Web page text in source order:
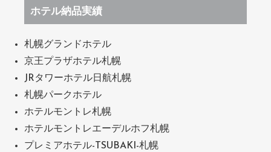
ホテル納品実績
札幌グランドホテル
京王プラザホテル札幌
JRタワーホテル日航札幌
札幌パークホテル
ホテルモントレ札幌
ホテルモントレエーデルホフ札幌
プレミアホテル-TSUBAKI-札幌